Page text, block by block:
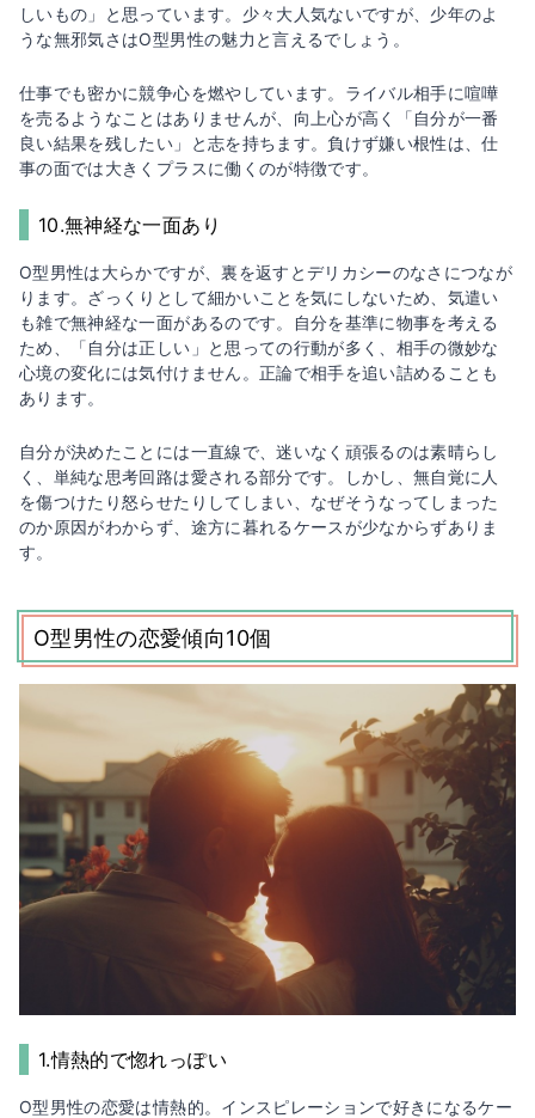
しいもの」と思っています。少々大人気ないですが、少年のよ
うな無邪気さはO型男性の魅力と言えるでしょう。
仕事でも密かに競争心を燃やしています。ライバル相手に喧嘩
を売るようなことはありませんが、向上心が高く「自分が一番
良い結果を残したい」と志を持ちます。負けず嫌い根性は、仕
事の面では大きくプラスに働くのが特徴です。
10.無神経な一面あり
O型男性は大らかですが、裏を返すとデリカシーのなさにつなが
ります。ざっくりとして細かいことを気にしないため、気遣い
も雑で無神経な一面があるのです。自分を基準に物事を考える
ため、「自分は正しい」と思っての行動が多く、相手の微妙な
心境の変化には気付けません。正論で相手を追い詰めることも
あります。
自分が決めたことには一直線で、迷いなく頑張るのは素晴らし
く、単純な思考回路は愛される部分です。しかし、無自覚に人
を傷つけたり怒らせたりしてしまい、なぜそうなってしまった
のか原因がわからず、途方に暮れるケースが少なからずありま
す。
O型男性の恋愛傾向10個
1.情熱的で惚れっぽい
O型男性の恋愛は情熱的。インスピレーションで好きになるケー